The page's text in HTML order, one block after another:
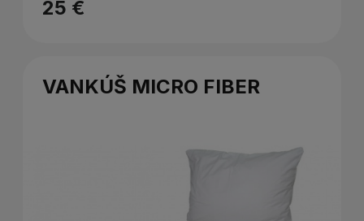
25 €
VANKÚŠ MICRO FIBER